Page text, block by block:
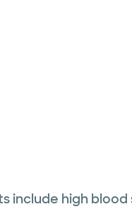
include high